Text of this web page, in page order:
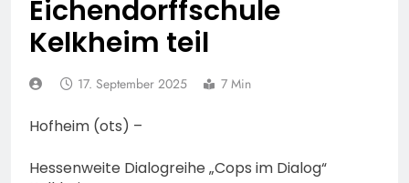
Lauterbach hat einen
neuen Leiter:
Amtseinführung von
6. August 2026
Eichendorffschule
Kelkheim teil
17. September 2025 7 Min
Hofheim (ots) –
Hessenweite Dialogreihe „Cops im Dialog“